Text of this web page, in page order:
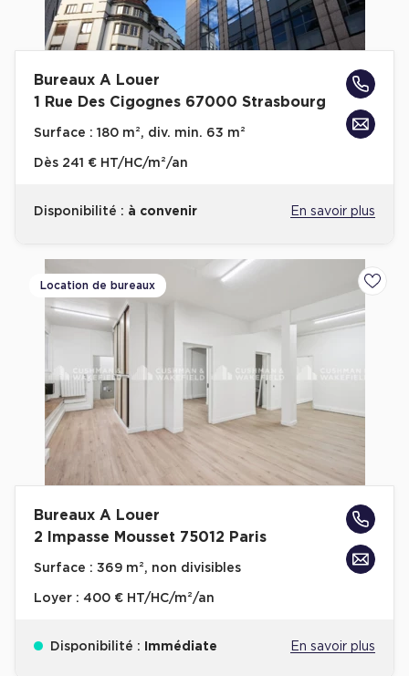
Bureaux A Louer
1 Rue Des Cigognes 67000 Strasbourg
Surface : 180 m², div. min. 63 m²
Dès 241 € HT/HC/m²/an
Disponibilité : à convenir En savoir plus
Location de bureaux
Bureaux A Louer
2 Impasse Mousset 75012 Paris
Surface : 369 m², non divisibles
Loyer : 400 € HT/HC/m²/an
Disponibilité : Immédiate En savoir plus